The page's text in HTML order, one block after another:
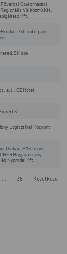
Csatornázási
Víziközmű Kft.,
Kft.
Zrt. sütőipari
Silicon
a.s., CZ Hotel
Kft.
Logisztikai Központ
Oszkár, PMK Invest,
Magyarországi
Nyomdai Kft.
38 Következő